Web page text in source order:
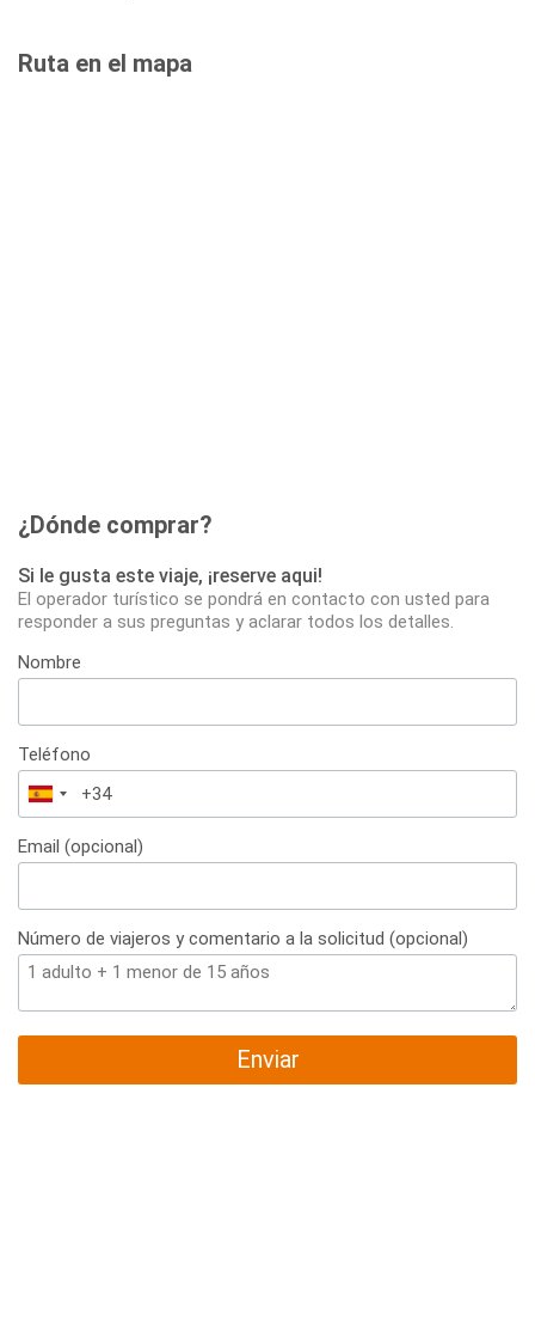
Ruta en el mapa
¿Dónde comprar?
Si le gusta este viaje, ¡reserve aqui!
El operador turístico se pondrá en contacto con usted para
responder a sus preguntas y aclarar todos los detalles.
Nombre
Teléfono
España
+34
Email (opcional)
Número de viajeros y comentario a la solicitud (opcional)
Enviar